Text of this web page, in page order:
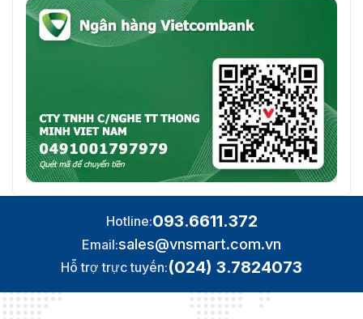
Hotline:093.6611.372
Email:sales@vnsmart.com.vn
Hỗ trợ trực tuyến:(024) 3.7824073